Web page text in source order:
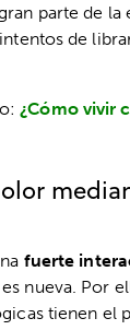
parte de la
de
¿Cómo vivir
fuerte
nueva. Por
tienen el